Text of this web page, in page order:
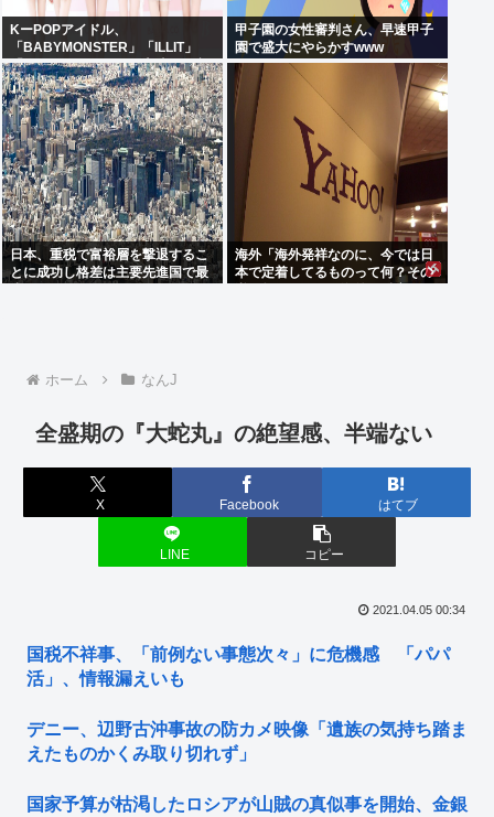
KーPOPアイドル、
「BABYMONSTER」「ILLIT」
「RESCENE」の三国志時代に突
入！
甲子園の女性審判さん、早速甲子
園で盛大にやらかすwww
日本、重税で富裕層を撃退するこ
とに成功し格差は主要先進国で最
海外「海外発祥なのに、今では日
本で定着してるものって何？その
ホーム なんJ
全盛期の『大蛇丸』の絶望感、半端ない
X Facebook はてブ
LINE コピー
2021.04.05 00:34
国税不祥事、「前例ない事態次々」に危機感 「パパ
活」、情報漏えいも
デニー、辺野古沖事故の防カメ映像「遺族の気持ち踏ま
えたものかくみ取り切れず」
国家予算が枯渇したロシアが山賊の真似事を開始、金銀